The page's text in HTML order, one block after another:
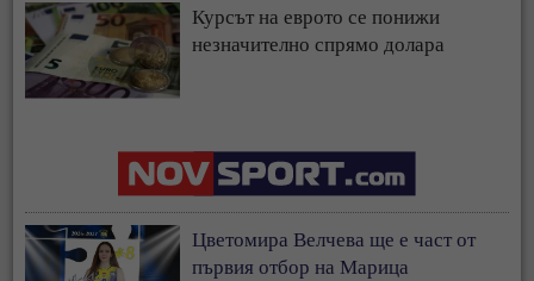
Курсът на еврото се понижи
незначително спрямо долара
Цветомира Велчева ще е част от
първия отбор на Марица